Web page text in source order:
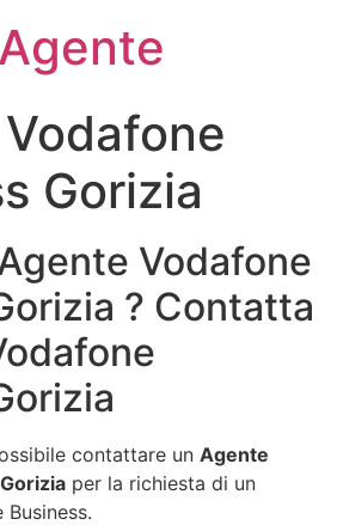
Gorizia
Vodafone
? Contatta
contattare un Agente
per la richiesta di un